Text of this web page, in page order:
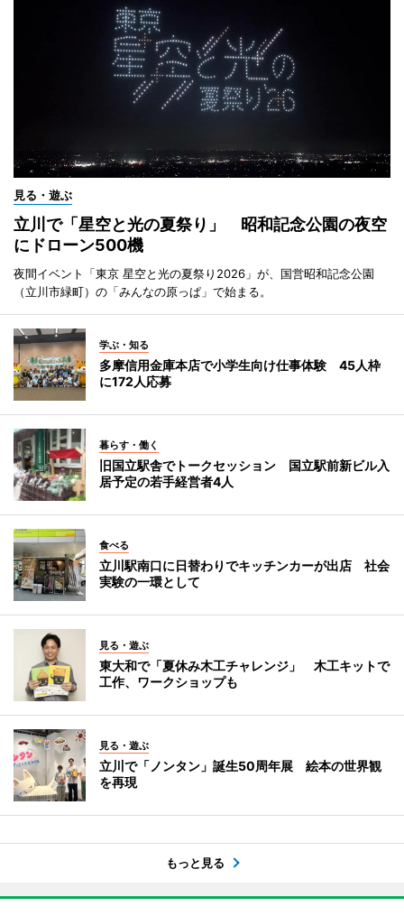
見る・遊ぶ
立川で「星空と光の夏祭り」 昭和記念公園の夜空
にドローン500機
夜間イベント「東京 星空と光の夏祭り2026」が、国営昭和記念公園
（立川市緑町）の「みんなの原っぱ」で始まる。
学ぶ・知る
多摩信用金庫本店で小学生向け仕事体験 45人枠
に172人応募
暮らす・働く
旧国立駅舎でトークセッション 国立駅前新ビル入
居予定の若手経営者4人
食べる
立川駅南口に日替わりでキッチンカーが出店 社会
実験の一環として
見る・遊ぶ
東大和で「夏休み木工チャレンジ」 木工キットで
工作、ワークショップも
見る・遊ぶ
立川で「ノンタン」誕生50周年展 絵本の世界観
を再現
もっと見る